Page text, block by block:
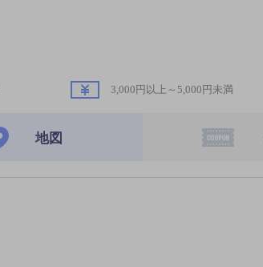
3,000円以上～5,000円未満
地図